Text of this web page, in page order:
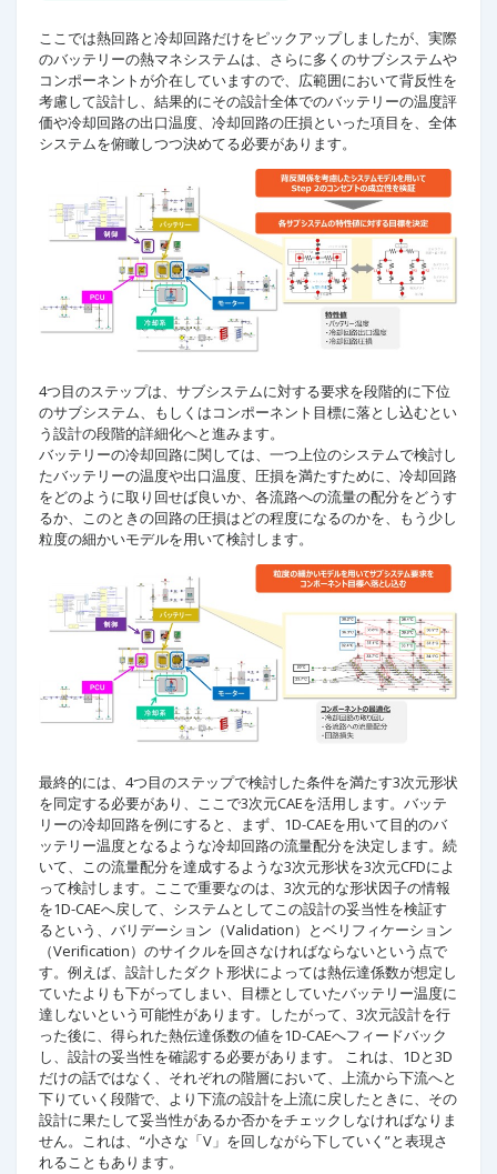
ここでは熱回路と冷却回路だけをピックアップしましたが、実際
のバッテリーの熱マネシステムは、さらに多くのサブシステムや
コンポーネントが介在していますので、広範囲において背反性を
考慮して設計し、結果的にその設計全体でのバッテリーの温度評
価や冷却回路の出口温度、冷却回路の圧損といった項目を、全体
システムを俯瞰しつつ決めてる必要があります。
4つ目のステップは、サブシステムに対する要求を段階的に下位
のサブシステム、もしくはコンポーネント目標に落とし込むとい
う設計の段階的詳細化へと進みます。
バッテリーの冷却回路に関しては、一つ上位のシステムで検討し
たバッテリーの温度や出口温度、圧損を満たすために、冷却回路
をどのように取り回せば良いか、各流路への流量の配分をどうす
るか、このときの回路の圧損はどの程度になるのかを、もう少し
粒度の細かいモデルを用いて検討します。
最終的には、4つ目のステップで検討した条件を満たす3次元形状
を同定する必要があり、ここで3次元CAEを活用します。バッテ
リーの冷却回路を例にすると、まず、1D-CAEを用いて目的のバ
ッテリー温度となるような冷却回路の流量配分を決定します。続
いて、この流量配分を達成するような3次元形状を3次元CFDによ
って検討します。ここで重要なのは、3次元的な形状因子の情報
を1D-CAEへ戻して、システムとしてこの設計の妥当性を検証す
るという、バリデーション（Validation）とベリフィケーション
（Verification）のサイクルを回さなければならないという点で
す。例えば、設計したダクト形状によっては熱伝達係数が想定し
ていたよりも下がってしまい、目標としていたバッテリー温度に
達しないという可能性があります。したがって、3次元設計を行
った後に、得られた熱伝達係数の値を1D-CAEへフィードバック
し、設計の妥当性を確認する必要があります。 これは、1Dと3D
だけの話ではなく、それぞれの階層において、上流から下流へと
下りていく段階で、より下流の設計を上流に戻したときに、その
設計に果たして妥当性があるか否かをチェックしなければなりま
せん。これは、“小さな「V」を回しながら下していく”と表現さ
れることもあります。